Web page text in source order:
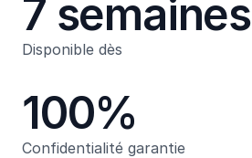
Disponible dès
7 semaines
Confidentialité garantie
100%